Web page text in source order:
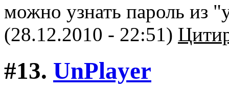
можно узнать пароль из
(28.12.2010 - 22:51)
#13. UnPlayer